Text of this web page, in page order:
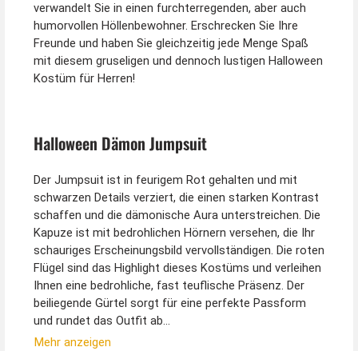
verwandelt Sie in einen furchterregenden, aber auch
humorvollen Höllenbewohner. Erschrecken Sie Ihre
Freunde und haben Sie gleichzeitig jede Menge Spaß
mit diesem gruseligen und dennoch lustigen Halloween
Kostüm für Herren!
Halloween Dämon Jumpsuit
Der Jumpsuit ist in feurigem Rot gehalten und mit
schwarzen Details verziert, die einen starken Kontrast
schaffen und die dämonische Aura unterstreichen. Die
Kapuze ist mit bedrohlichen Hörnern versehen, die Ihr
schauriges Erscheinungsbild vervollständigen. Die roten
Flügel sind das Highlight dieses Kostüms und verleihen
Ihnen eine bedrohliche, fast teuflische Präsenz. Der
beiliegende Gürtel sorgt für eine perfekte Passform
und rundet das Outfit ab
Mehr anzeigen